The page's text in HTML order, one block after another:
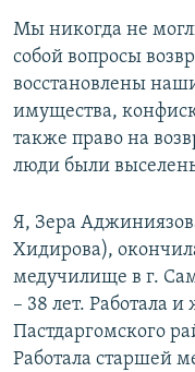
Мы никогда не
собой вопросы
восстановлены
имущества,
также право на
люди были
Я, Зера
Хидирова),
медучилище в г.
– 38 лет. Работала
Пастдаргомского
Работала старшей